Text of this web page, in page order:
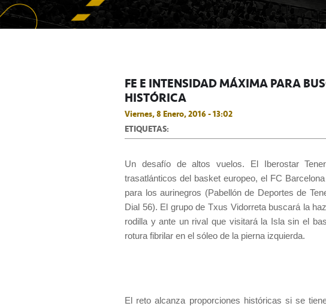
FE E INTENSIDAD MÁXIMA PARA
HISTÓRICA
Viernes, 8 Enero, 2016 - 13:02
ETIQUETAS:
Un desafío de altos vuelos. El Iberostar
trasatlánticos del basket europeo, el FC
para los aurinegros (Pabellón de Deportes de
Dial 56). El grupo de Txus Vidorreta buscará la
rodilla y ante un rival que visitará la Isla sin el
rotura fibrilar en el sóleo de la pierna izquierda.
El reto alcanza proporciones históricas si se